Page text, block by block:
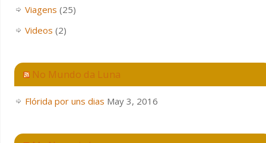
Viagens (25)
Videos (2)
No Mundo da Luna
Flórida por uns dias May 3, 2016